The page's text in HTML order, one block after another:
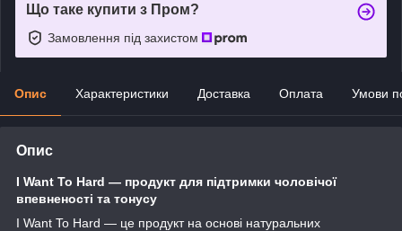
Що таке купити з Пром?
Замовлення під захистом
Опис Характеристики Доставка Оплата Умови
Опис
I Want To Hard — продукт для підтримки чоловічої
впевненості та тонусу
I Want To Hard — це продукт на основі натуральних